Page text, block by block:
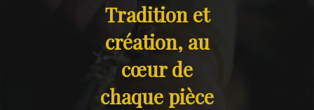
Tradition et
création, au
cœur de
chaque pièce